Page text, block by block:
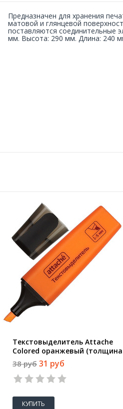
Предназначен для хранения
матовой и глянцевой
поставляются соединительные
мм. Высота: 290 мм. Длина: 240
Текстовыделитель Attache
Colored оранжевый (толщина
линии 1-5 мм)
38 руб 31 руб
КУПИТЬ